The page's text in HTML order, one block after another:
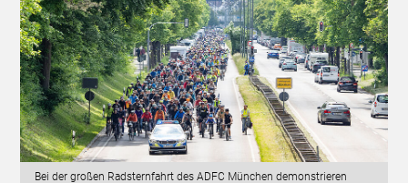
Bei der großen Radsternfahrt des ADFC München demonstrieren